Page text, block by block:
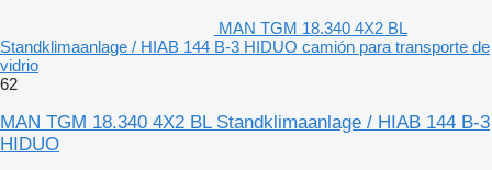
MAN TGM 18.340 4X2 BL
Standklimaanlage / HIAB 144 B-3 HIDUO camión para transporte de
vidrio
62
MAN TGM 18.340 4X2 BL Standklimaanlage / HIAB 144 B-3
HIDUO